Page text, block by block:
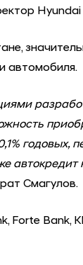
автомобиля.
годовых,
Смагулов.
Bank,